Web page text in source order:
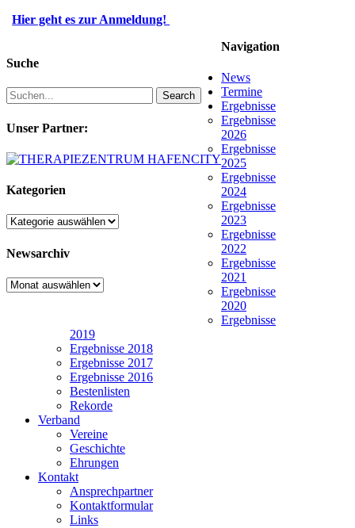
Hier geht es zur Anmeldung!
Suche
Search
Unser Partner:
Kategorien
Kategorien
Newsarchiv
Newsarchiv
Navigation
News
Termine
Ergebnisse
Ergebnisse
2026
Ergebnisse
2025
Ergebnisse
2024
Ergebnisse
2023
Ergebnisse
2022
Ergebnisse
2021
Ergebnisse
2020
Ergebnisse
2019
Ergebnisse 2018
Ergebnisse 2017
Ergebnisse 2016
Bestenlisten
Rekorde
Verband
Vereine
Geschichte
Ehrungen
Kontakt
Ansprechpartner
Kontaktformular
Links